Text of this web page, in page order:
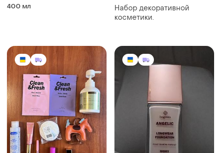
400 мл
Набор декоративной
косметики.